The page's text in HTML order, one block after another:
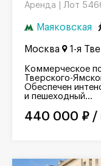
Аренда | Лот
Маяковская
Москва 1-я
Коммерческое
Тверского-
Обеспечен
и пешеходный...
440 000 ₽ /